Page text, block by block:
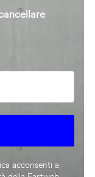
acconsenti a